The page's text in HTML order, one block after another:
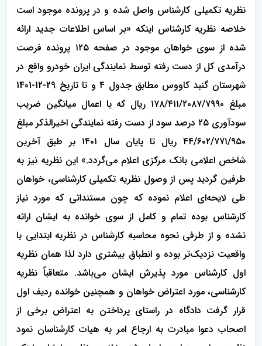
نظریه تکمیلی کارشناس واصل شده و در پرونده موجود است
خلاصه نظریه کارشناس اینکه «بر اساس اطلاعات جدید ارائه
شده از سوی خواهان موجود در صفحه ۱۲۵ پرونده فرصت
درآمدی کل از دست رفته توسط نمایندگی ایران خودرو واقع در
شهرستان گنبد کاووس مطابق جدول ۴ و تا تاریخ 29-12-1401
مبلغ ۱۷۸/۴۱۱/۲۰۸۷/۷۹۹۰ ریال که با اعمال میانگین ضریب
سودآوری ۲۵ درصد سود از دست رفته نمایندگی اخیرالذکر مبلغ
۴۴/۶۰۲/۷۷۱/۹۵۰ ریال تا پایان سال ۱۴۰۱ بر طبق آخرین
شاخص اعلامی بانک مرکزی اعلام می‌گردد.» این نظریه نیز به
طرفین گردید پس از وصول نظریه تکمیلی کارشناسی، خواهان
طی لایحه‌ای اعلام نموده که چون مستنداتی که مورد نیاز
کارشناس بوده تمام و کامل از سوی خوانده به ایشان ارائه
نشده و از طرفی نحوه محاسبه کارشناس در نظریه ابتدایی با
واقعیت نزدیک‌تر بوده و انطباق بیشتری دارد لذا همان نظریه
اول کارشناس مورد پذیرش ایشان می‌باشد. متعاقباً نظریه
کارشناسی، مورد اعتراض خواهان و همچنین خوانده ردیف اول
قرار گرفت دادگاه در راستای پرداختن به اعتراض برخی از
اصحاب دعوا مبادرت به ارجاع امر به هیات کارشناسان نمود